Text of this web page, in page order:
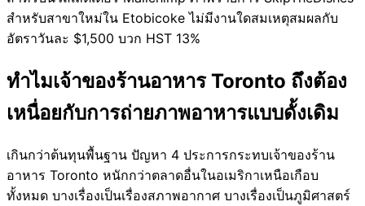
สำหรับสาขาใหม่ใน Etobicoke ไม่มีงานใดสมเหตุสมผลกับ
อัตราวันละ $1,500 บวก HST 13%
ทำไมเจ้าของร้านอาหาร Toronto ถึงต้อง
เหนื่อยกับการถ่ายภาพอาหารแบบดั้งเดิม
เกินกว่าต้นทุนพื้นฐาน ปัญหา 4 ประการกระทบเจ้าของร้าน
อาหาร Toronto หนักกว่าตลาดอื่นในอเมริกาเหนือเกือบ
ทั้งหมด บางเรื่องเป็นเรื่องสภาพอากาศ บางเรื่องเป็นภูมิศาสตร์